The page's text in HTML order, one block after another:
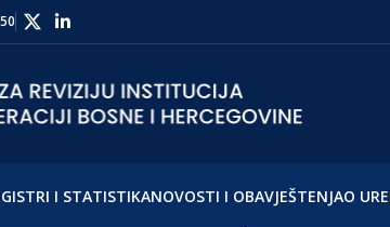
I STATISTIKANOVOSTI I OBAVJEŠTENJAO